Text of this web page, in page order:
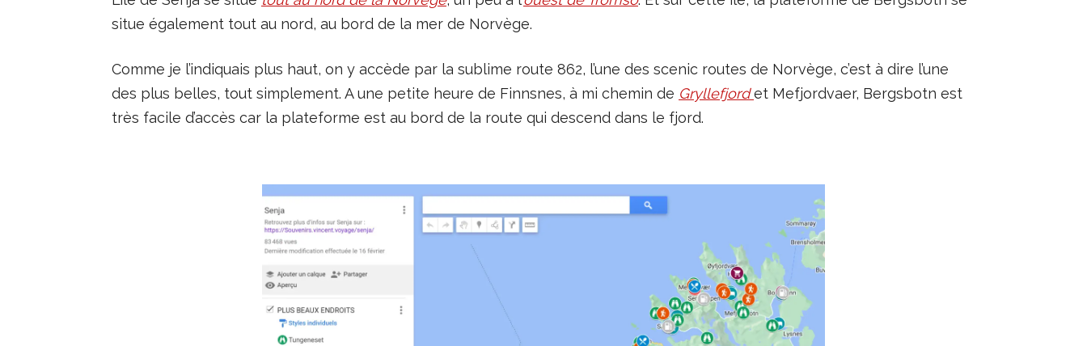
situe également tout au nord, au bord de la mer de Norvège.
Comme je l’indiquais plus haut, on y accède par la sublime route 862, l’une des scenic routes de Norvège, c’est à dire l’une
des plus belles, tout simplement. A une petite heure de Finnsnes, à mi chemin de Gryllefjord et Mefjordvaer, Bergsbotn est
très facile d’accès car la plateforme est au bord de la route qui descend dans le fjord.